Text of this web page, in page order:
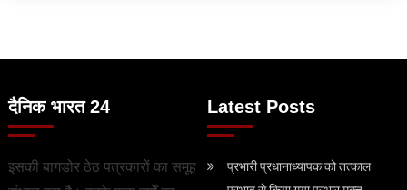
दैनिक भारत 24
इसकी बागडोर ठेठ पत्रकारों का समूह
Latest Posts
प्रभारी प्रधानाध्यापक को तत्काल